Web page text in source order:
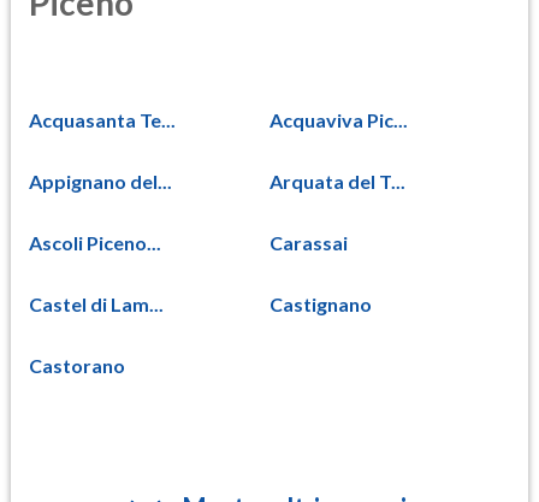
Acquasanta Te... Acquaviva Pic...
Appignano del... Arquata del T...
Ascoli Piceno... Carassai
Castel di Lam... Castignano
Castorano